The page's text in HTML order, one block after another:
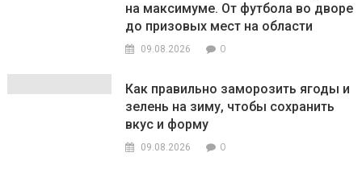
на максимуме. От футбола во дворе
до призовых мест на области
09.08.2026 0
Как правильно заморозить ягоды и
зелень на зиму, чтобы сохранить
вкус и форму
09.08.2026 0